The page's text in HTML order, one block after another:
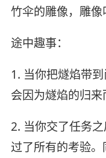
竹伞的雕像，雕像
途中趣事：
1. 当你把燧焰带
会因为燧焰的归来
2. 当你交了任务
过了所有的考验